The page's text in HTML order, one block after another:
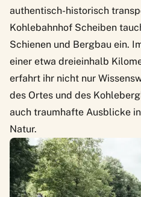
authentisch-historisch
Kohlebahnhof Scheiben
Schienen und Bergbau ein.
einer etwa dreieinhalb
erfahrt ihr nicht nur
des Ortes und des
auch traumhafte Ausblicke
Natur.